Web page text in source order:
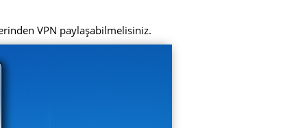
VPN paylaşabilmelisiniz.